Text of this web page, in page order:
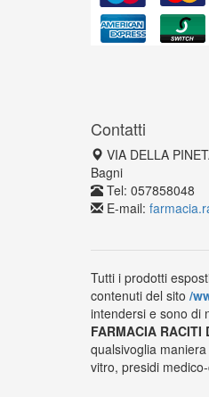
Contatti
VIA DELLA
Bagni
Tel: 057858048
E-mail:
Tutti i prodotti
contenuti del sito /
intendersi e sono di
FARMACIA RACITI
qualsivoglia
vitro, presidi